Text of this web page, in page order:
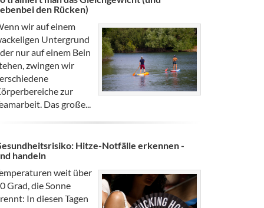
den Rücken)
wir auf einem
Untergrund
nur auf einem Bein
zwingen wir
zur
Das große...
Hitze-Notfälle erkennen -
handeln
weit über
Grad, die Sonne
In diesen Tagen